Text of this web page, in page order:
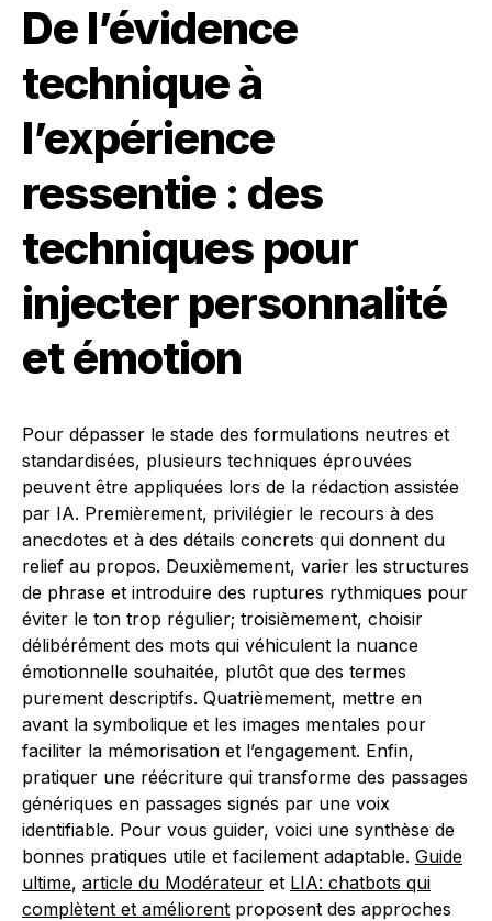
De l’évidence
technique à
l’expérience
ressentie : des
techniques pour
injecter personnalité
et émotion
Pour dépasser le stade des formulations neutres et
standardisées, plusieurs techniques éprouvées
peuvent être appliquées lors de la rédaction assistée
par IA. Premièrement, privilégier le recours à des
anecdotes et à des détails concrets qui donnent du
relief au propos. Deuxièmement, varier les structures
de phrase et introduire des ruptures rythmiques pour
éviter le ton trop régulier; troisièmement, choisir
délibérément des mots qui véhiculent la nuance
émotionnelle souhaitée, plutôt que des termes
purement descriptifs. Quatrièmement, mettre en
avant la symbolique et les images mentales pour
faciliter la mémorisation et l’engagement. Enfin,
pratiquer une réécriture qui transforme des passages
génériques en passages signés par une voix
identifiable. Pour vous guider, voici une synthèse de
bonnes pratiques utile et facilement adaptable. Guide
ultime, article du Modérateur et LIA: chatbots qui
complètent et améliorent proposent des approches